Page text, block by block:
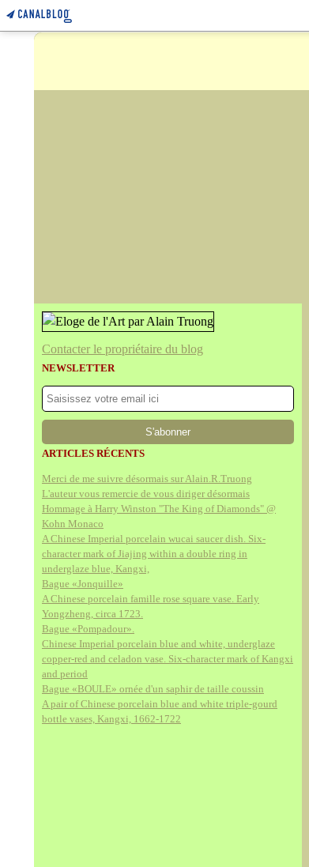
Contacter le propriétaire du blog
NEWSLETTER
ARTICLES RÉCENTS
Merci de me suivre désormais sur Alain.R.Truong
L'auteur vous remercie de vous diriger désormais
Hommage à Harry Winston "The King of Diamonds" @
Kohn Monaco
A Chinese Imperial porcelain wucai saucer dish. Six-
character mark of Jiajing within a double ring in
underglaze blue, Kangxi,
Bague «Jonquille»
A Chinese porcelain famille rose square vase. Early
Yongzheng, circa 1723.
Bague «Pompadour».
Chinese Imperial porcelain blue and white, underglaze
copper-red and celadon vase. Six-character mark of Kangxi
and period
Bague «BOULE» ornée d'un saphir de taille coussin
A pair of Chinese porcelain blue and white triple-gourd
bottle vases, Kangxi, 1662-1722